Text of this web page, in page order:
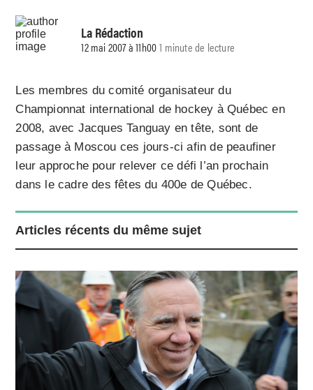
La Rédaction
12 mai 2007 à 11h001 minute de lecture
Les membres du comité organisateur du
Championnat international de hockey à Québec en
2008, avec Jacques Tanguay en tête, sont de
passage à Moscou ces jours-ci afin de peaufiner
leur approche pour relever ce défi l’an prochain
dans le cadre des fêtes du 400e de Québec.
Articles récents du même sujet